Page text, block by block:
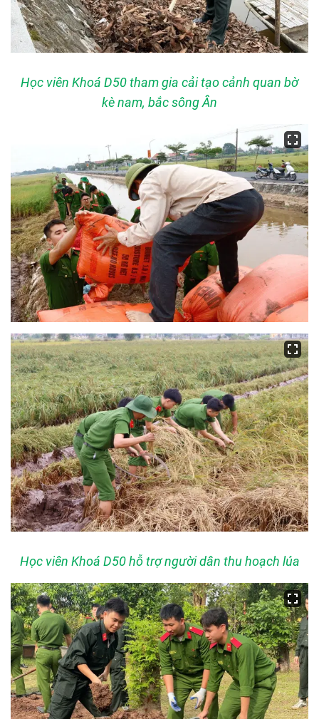
Học viên Khoá D50 tham gia cải tạo cảnh quan bờ
kè nam, bắc sông Ân
Học viên Khoá D50 hỗ trợ người dân thu hoạch lúa